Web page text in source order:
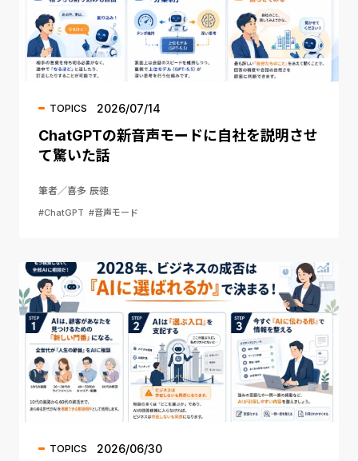
TOPICS 2026/07/14
ChatGPTの新音声モードに自社を説明させ
て驚いた話
筆者／喜多 辰徳
#ChatGPT #音声モード
TOPICS 2026/06/30